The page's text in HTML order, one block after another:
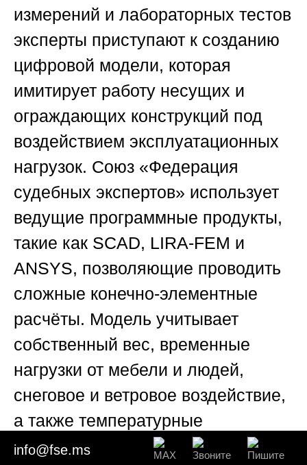
измерений и лабораторных тестов
эксперты приступают к созданию
цифровой модели, которая
имитирует работу несущих и
ограждающих конструкций под
воздействием эксплуатационных
нагрузок. Союз «Федерация
судебных экспертов» использует
ведущие программные продукты,
такие как SCAD, LIRA-FEM и
ANSYS, позволяющие проводить
сложные конечно-элементные
расчёты. Модель учитывает
собственный вес, временные
нагрузки от мебели и людей,
снеговое и ветровое воздействие,
а также температурные
деформации и усадочные
info@fse.ms